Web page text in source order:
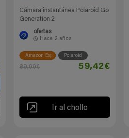
Cámara instantánea Polaroid Go
Generation 2
ofertas
Hace 2 años
Amazon España Polaroid
89,99€ 59,42€
Ir al chollo